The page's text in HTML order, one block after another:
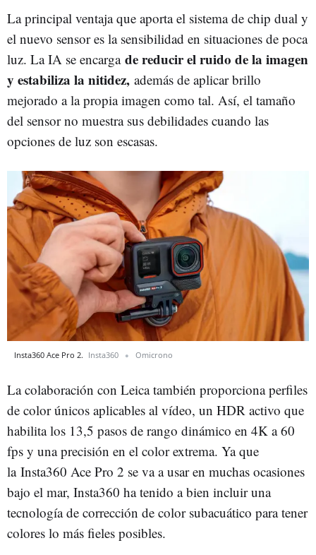
La principal ventaja que aporta el sistema de chip dual y
el nuevo sensor es la sensibilidad en situaciones de poca
luz. La IA se encarga de reducir el ruido de la imagen
y estabiliza la nitidez, además de aplicar brillo
mejorado a la propia imagen como tal. Así, el tamaño
del sensor no muestra sus debilidades cuando las
opciones de luz son escasas.
Insta360 Ace Pro 2. Insta360 Omicrono
La colaboración con Leica también proporciona perfiles
de color únicos aplicables al vídeo, un HDR activo que
habilita los 13,5 pasos de rango dinámico en 4K a 60
fps y una precisión en el color extrema. Ya que
la Insta360 Ace Pro 2 se va a usar en muchas ocasiones
bajo el mar, Insta360 ha tenido a bien incluir una
tecnología de corrección de color subacuático para tener
colores lo más fieles posibles.